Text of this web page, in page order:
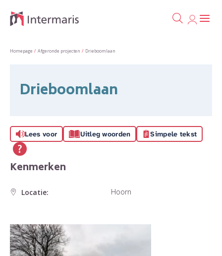
Naar de homepage Ga
Homepage Afgeronde projecten Drieboomlaan
Drieboomlaan
Lees voor Uitleg woorden Simpele tekst
Kenmerken
Locatie: Hoorn